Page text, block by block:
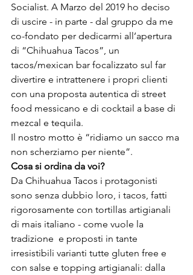
Socialist. A Marzo del 2019 ho deciso
di uscire - in parte - dal gruppo da me
co-fondato per dedicarmi all’apertura
di “Chihuahua Tacos”, un
tacos/mexican bar focalizzato sul far
divertire e intrattenere i propri clienti
con una proposta autentica di street
food messicano e di cocktail a base di
mezcal e tequila.
Il nostro motto è “ridiamo un sacco ma
non scherziamo per niente”.
Cosa si ordina da voi?
Da Chihuahua Tacos i protagonisti
sono senza dubbio loro, i tacos, fatti
rigorosamente con tortillas artigianali
di mais italiano - come vuole la
tradizione  e proposti in tante
irresistibili varianti tutte gluten free e
con salse e topping artigianali: dalla